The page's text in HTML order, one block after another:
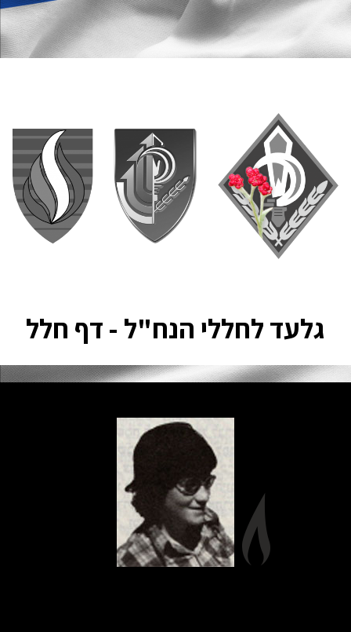
גלעד לחללי הנח"ל - דף חלל